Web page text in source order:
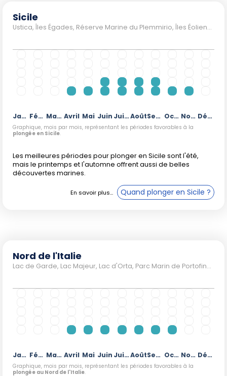
explorer les sites du nord, concentrez-vous sur les mois les
plus doux, principalement entre
juin septembre
vous équipant pour des eaux plus fraîches. Gardez toujours
Sicile
Ustica, Îles Égades, Réserve Marine du Plemmirio, Îles Éoliennes, Capo Gallo, Lampedusa, Pantelleria
Janvier Février Mars Avril Mai Juin JuilletAoût Septembre Octobre Novembre Décembre
Graphique, mois par mois, représentant les périodes favorables à la
plongée en Sicile
Les meilleures périodes pour plonger en Sicile sont l'été,
mais le printemps et l'automne offrent aussi de belles
découvertes marines.
Quand plonger en Sicile ?
Nord de l'Italie
Lac de Garde, Lac Majeur, Lac d'Orta, Parc Marin de Portofino, Cinque Terre
Janvier Février Mars Avril Mai Juin JuilletAoût Septembre Octobre Novembre Décembre
Graphique, mois par mois, représentant les périodes favorables à la
plongée au Nord de l'Italie.